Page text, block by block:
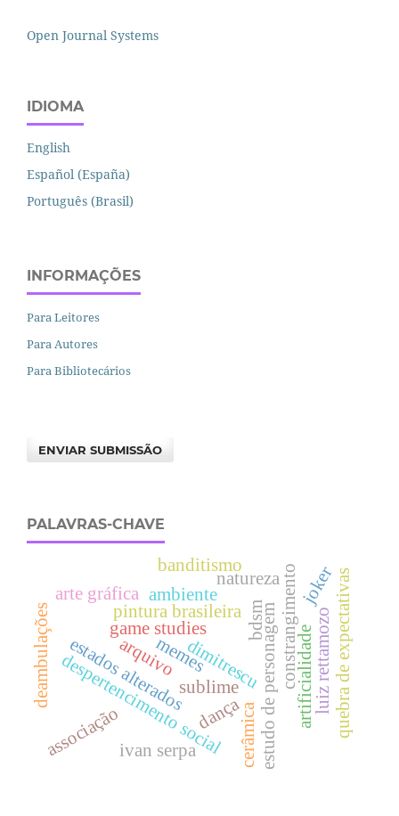
Open Journal Systems
IDIOMA
English
Español (España)
Português (Brasil)
INFORMAÇÕES
Para Leitores
Para Autores
Para Bibliotecários
ENVIAR SUBMISSÃO
PALAVRAS-CHAVE
pintura brasileira
ambiente
estudo de personagem
game studies bdsm
dimitrescu
memes
sublime constrangimento
estados alterados
natureza
artificialidade
despertencimento social luiz rettamozo
associação
banditismo
ivan serpa
arquivo quebra de expectativas
joker
arte gráfica
deambulações
cerâmica
dança